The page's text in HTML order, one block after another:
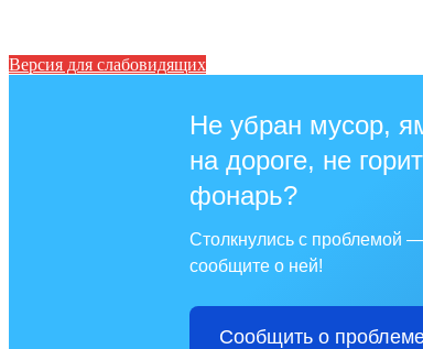
Версия для слабовидящих
Не убран мусор,
на дороге, не горит
фонарь?
Столкнулись с проблемой —
сообщите о ней!
Сообщить о